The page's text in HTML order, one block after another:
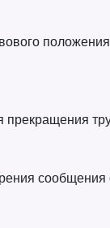
сообщения